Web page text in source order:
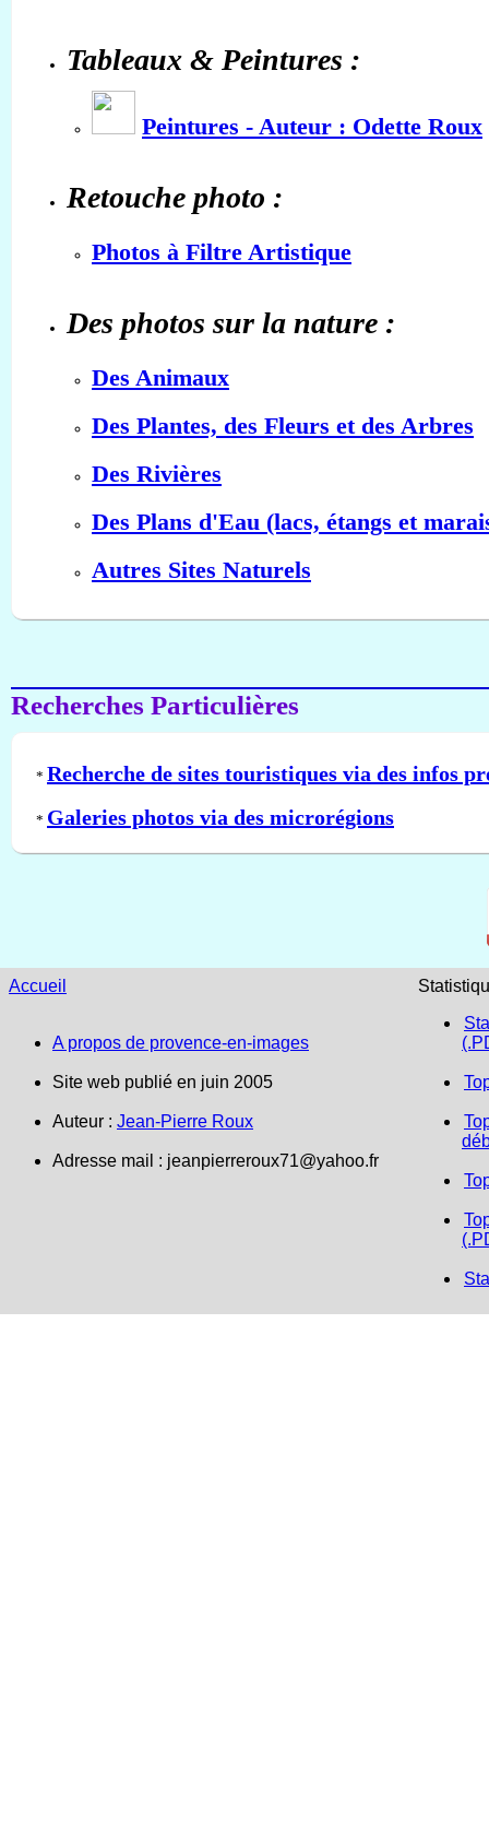
Tableaux & Peintures :
Peintures - Auteur : Odette Roux
Retouche photo :
Photos à Filtre Artistique
Des photos sur la nature :
Des Animaux
Des Plantes, des Fleurs et des Arbres
Des Rivières
Des Plans d'Eau (lacs, étangs et
Autres Sites Naturels
Recherches Particulières
* Recherche de sites touristiques via des infos
* Galeries photos via des microrégions
Accueil
A propos de provence-en-images
Site web publié en juin 2005
Auteur : Jean-Pierre Roux
Adresse mail : jeanpierreroux71@yahoo.fr